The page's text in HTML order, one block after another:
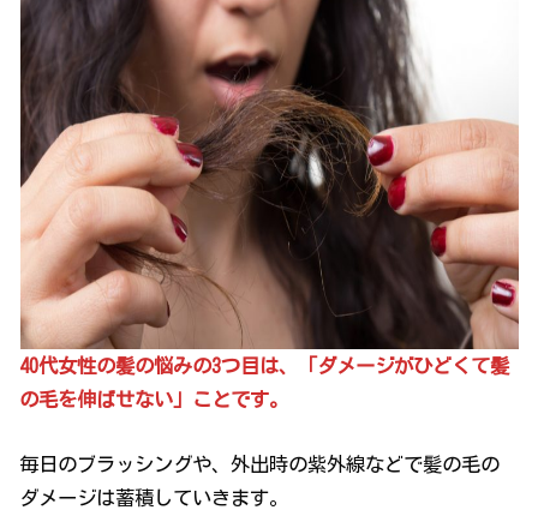
40代女性の髪の悩みの3つ目は、「ダメージがひどくて髪
の毛を伸ばせない」ことです。
毎日のブラッシングや、外出時の紫外線などで髪の毛の
ダメージは蓄積していきます。